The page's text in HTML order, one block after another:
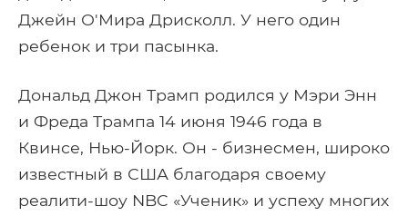
Джейн О'Мира Дрисколл. У него один
ребенок и три пасынка.
Дональд Джон Трамп родился у Мэри Энн
и Фреда Трампа 14 июня 1946 года в
Квинсе, Нью-Йорк. Он - бизнесмен, широко
известный в США благодаря своему
реалити-шоу NBC «Ученик» и успеху многих